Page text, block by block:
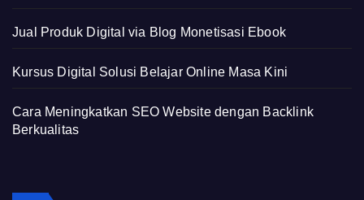
Jual Produk Digital via Blog Monetisasi Ebook
Kursus Digital Solusi Belajar Online Masa Kini
Cara Meningkatkan SEO Website dengan Backlink
Berkualitas